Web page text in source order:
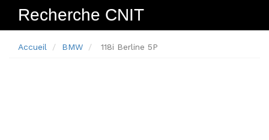
Recherche CNIT
Accueil BMW 118i Berline 5P